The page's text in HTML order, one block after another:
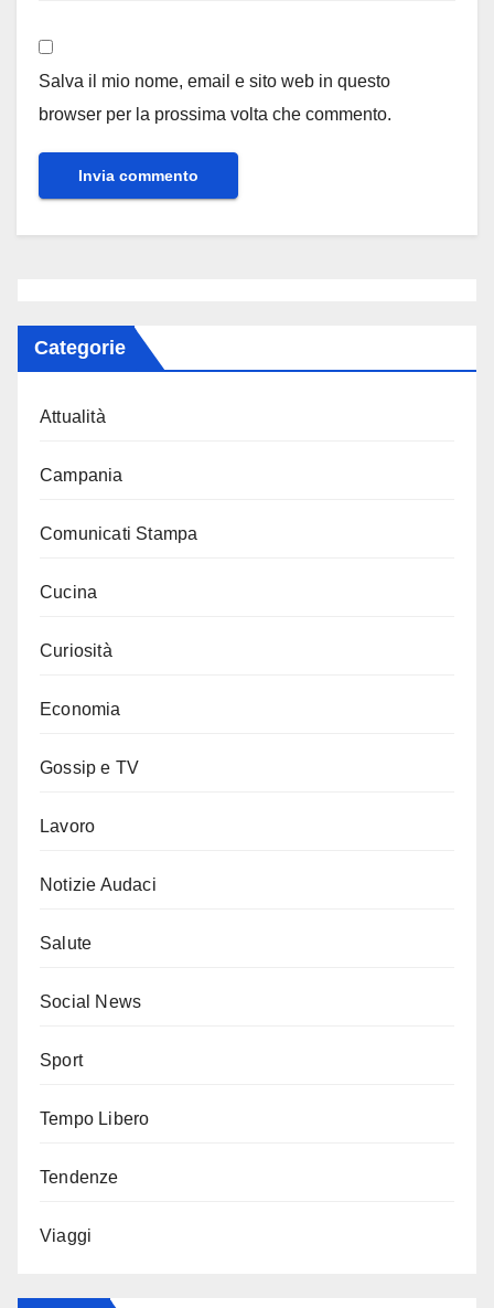
Salva il mio nome, email e sito web in questo
browser per la prossima volta che commento.
Categorie
Attualità
Campania
Comunicati Stampa
Cucina
Curiosità
Economia
Gossip e TV
Lavoro
Notizie Audaci
Salute
Social News
Sport
Tempo Libero
Tendenze
Viaggi